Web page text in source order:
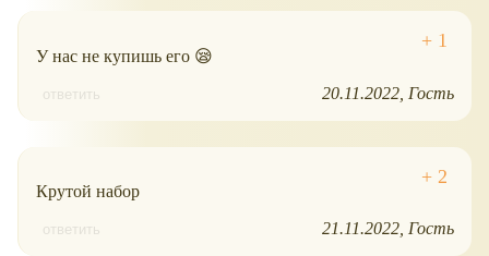
У нас не купишь его 😪
ответить 20.11.2022 Гость
Крутой набор
ответить 21.11.2022 Гость